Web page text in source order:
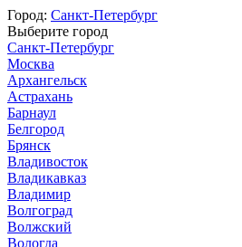
Город: Санкт-Петербург
Выберите город
Санкт-Петербург
Москва
Архангельск
Астрахань
Барнаул
Белгород
Брянск
Владивосток
Владикавказ
Владимир
Волгоград
Волжский
Вологда